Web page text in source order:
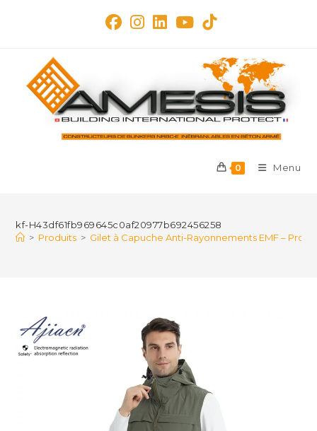
0 Menu
kf-H43df61fb969645c0af20977b692456258
> Produits > Gilet à Capuche Anti-Rayonnements EMF –